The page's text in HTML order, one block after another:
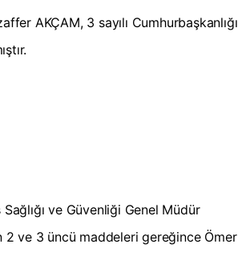
AKÇAM, 3 sayılı Cumhurbaşkanlığı
ve Güvenliği Genel Müdür
2 ve 3 üncü maddeleri gereğince Ömer